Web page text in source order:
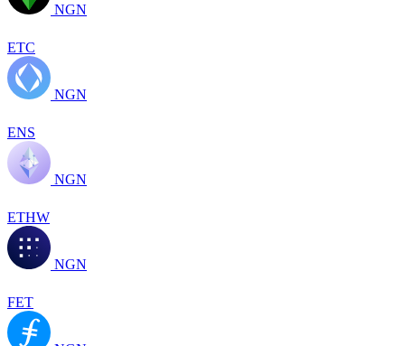
NGN
ETC
NGN
ENS
NGN
ETHW
NGN
FET